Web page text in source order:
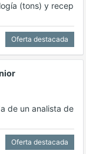
(tons) y recep
Oferta destacada
de un analista de
Oferta destacada